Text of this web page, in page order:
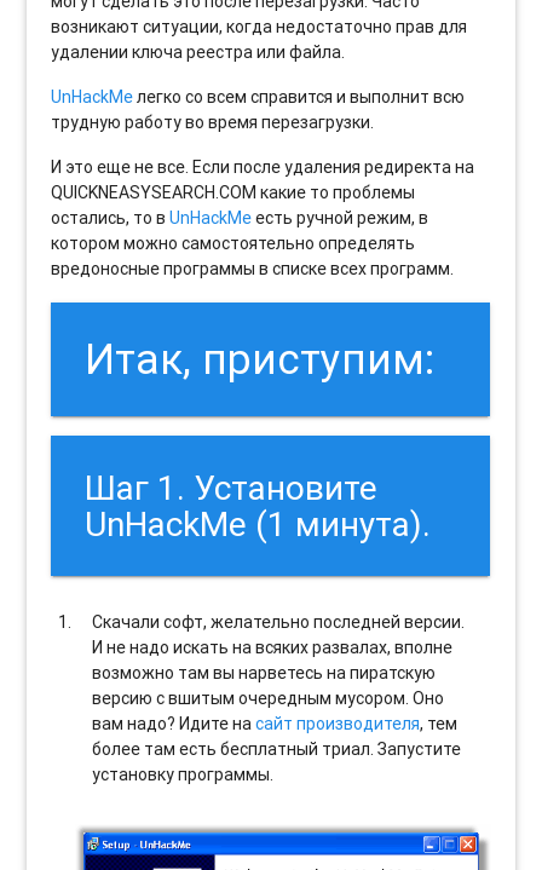
возникают ситуации, когда недостаточно прав для
удалении ключа реестра или файла.
UnHackMeлегко со всем справится и выполнит всю
трудную работу во время перезагрузки.
И это еще не все. Если после удаления редиректа на
QUICKNEASYSEARCH.COM какие то проблемы
остались, то вUnHackMeесть ручной режим, в
котором можно самостоятельно определять
вредоносные программы в списке всех программ.
Итак, приступим:
Шаг 1. Установите
UnHackMe (1 минута).
Скачали софт, желательно последней версии.
И не надо искать на всяких развалах, вполне
возможно там вы нарветесь на пиратскую
версию с вшитым очередным мусором. Оно
вам надо? Идите насайт производителя, тем
более там есть бесплатный триал. Запустите
установку программы.